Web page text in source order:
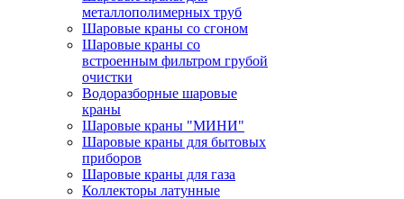
металлополимерных труб
Шаровые краны со сгоном
Шаровые краны со
встроенным фильтром грубой
очистки
Водоразборные шаровые
краны
Шаровые краны "МИНИ"
Шаровые краны для бытовых
приборов
Шаровые краны для газа
Коллекторы латунные